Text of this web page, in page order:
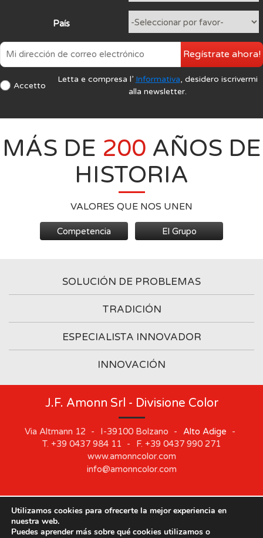
País
Accetto
Letta e compresa l’ Informativa, desidero iscrivermi
alla newsletter.
Regístrate ahora!
MÁS DE 200 AÑOS DE
HISTORIA
VALORES QUE NOS UNEN
Competencia El Grupo
SOLUCIÓN DE PROBLEMAS
TRADICIÓN
ESPECIALISTA INNOVADOR
INNOVACIÓN
J.F. Amonn Srl - Divisione Color
Via Altmann 12 - I-39100 Bolzano - Alto Adige
-
T. +39 0437 984 11 - F. +39 0437 990 271
www.amonncolor.com
info@amonncolor.com
©2019 J.F. AMONN Srl . Part. IVA 01373880218 . Impressum
Cookie
Nuestras sedes permanecerán cerradas del 10 de
Utilizamos cookies para ofrecerte la mejor experiencia en
nuestra web.
Puedes aprender más sobre qué cookies utilizamos o